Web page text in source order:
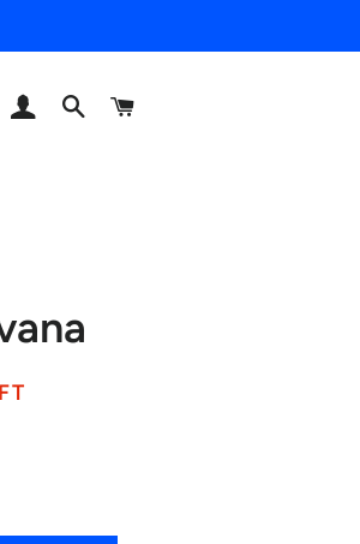
BELÉPÉSKERESÉS